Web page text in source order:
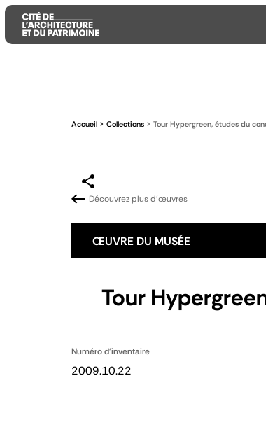
Accueil Collections Tour Hypergreen, études du
Découvrez plus d'œuvres
ŒUVRE DU MUSÉE
Tour
Numéro d'inventaire
2009.10.22